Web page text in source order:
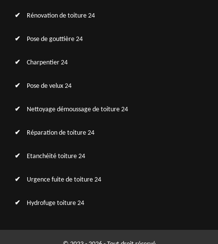
Rénovation de toiture 24
Pose de gouttière 24
Charpentier 24
Pose de velux 24
Nettoyage démoussage de toiture 24
Réparation de toiture 24
Etanchéité toiture 24
Urgence fuite de toiture 24
Hydrofuge toiture 24